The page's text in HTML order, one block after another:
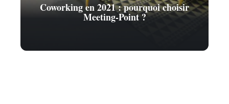
Coworking en 2021 : pourquoi choisir
Meeting-Point ?